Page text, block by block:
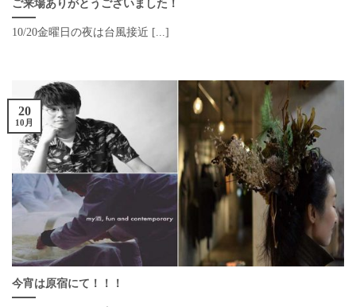
ご来場ありがとうございました！
10/20金曜日の夜は台風接近 [...]
今宵は原宿にて！！！
20
10月